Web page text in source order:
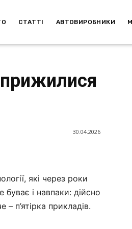
СТАТТІ АВТОВИРОБНИКИ
прижилися
30.04.2026
які через роки
і навпаки: дійсно
п’ятірка прикладів.